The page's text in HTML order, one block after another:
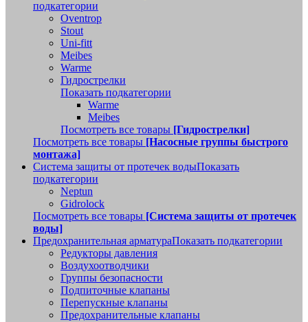
подкатегории
Oventrop
Stout
Uni-fitt
Meibes
Warme
Гидрострелки
Показать подкатегории
Warme
Meibes
Посмотреть все товары [Гидрострелки]
Посмотреть все товары [Насосные группы быстрого
монтажа]
Система защиты от протечек водыПоказать
подкатегории
Neptun
Gidrolock
Посмотреть все товары [Система защиты от протечек
воды]
Предохранительная арматураПоказать подкатегории
Редукторы давления
Воздухоотводчики
Группы безопасности
Подпиточные клапаны
Перепускные клапаны
Предохранительные клапаны